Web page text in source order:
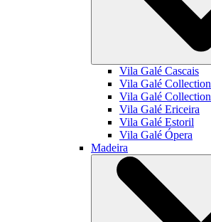
Vila Galé Cascais
Vila Galé Collection
Vila Galé Collection
Vila Galé Ericeira
Vila Galé Estoril
Vila Galé Ópera
Madeira